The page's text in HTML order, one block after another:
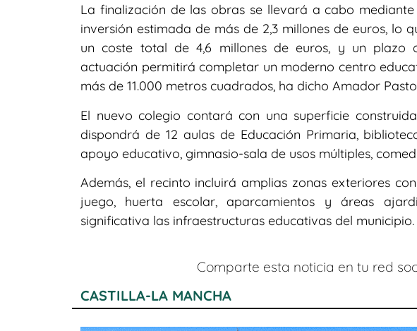
La finalización de las obras se llevará a cabo
inversión estimada de más de 2,3 millones de euros, lo
un coste total de 4,6 millones de euros, y un plazo
actuación permitirá completar un moderno centro
más de 11.000 metros cuadrados, ha dicho Amador
El nuevo colegio contará con una superficie
dispondrá de 12 aulas de Educación Primaria,
apoyo educativo, gimnasio-sala de usos múltiples,
Además, el recinto incluirá amplias zonas exteriores
juego, huerta escolar, aparcamientos y áreas
significativa las infraestructuras educativas del municipio.
Comparte esta noticia en tu red
CASTILLA-LA MANCHA